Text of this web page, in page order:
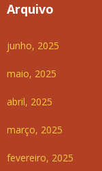
Arquivo
junho, 2025
maio, 2025
abril, 2025
março, 2025
fevereiro, 2025